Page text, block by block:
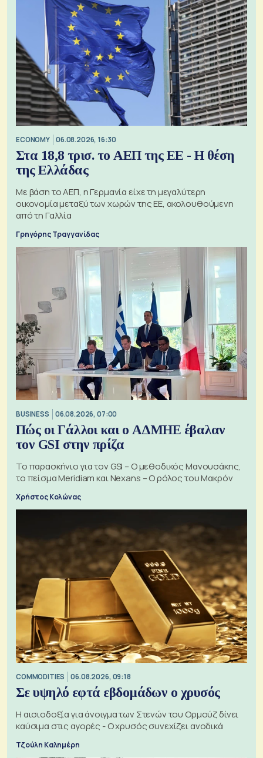
ECONOMY 06.08.2026, 16:30
Στα 18,8 τρισ. το ΑΕΠ της ΕΕ - Η θέση
της Ελλάδας
Με βάση το ΑΕΠ, η Γερμανία είχε τη μεγαλύτερη
οικονομία μεταξύ των χωρών της ΕΕ, ακολουθούμενη
από τη Γαλλία
Γρηγόρης Τραγγανίδας
BUSINESS 06.08.2026, 07:00
Πώς οι Γάλλοι και ο ΑΔΜΗΕ έβαλαν
τον GSI στην πρίζα
Το παρασκήνιο για τον GSI – Ο μεθοδικός Μανουσάκης,
το πείσμα Meridiam και Nexans – Ο ρόλος του Μακρόν
Χρήστος Κολώνας
COMMODITIES 06.08.2026, 09:18
Σε υψηλό εφτά εβδομάδων ο χρυσός
Η αισιοδοξία για άνοιγμα των Στενών του Ορμούζ δίνει
καύσιμα στις αγορές - Ο χρυσός συνεχίζει ανοδικά
Τζούλη Καλημέρη